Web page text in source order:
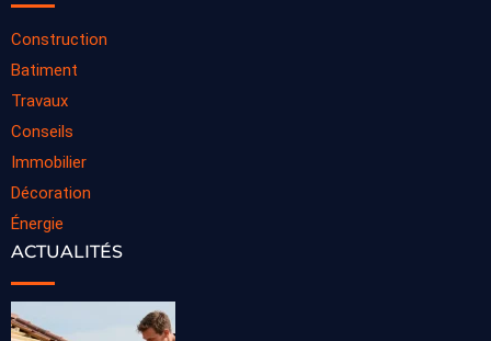
Construction
Batiment
Travaux
Conseils
Immobilier
Décoration
Énergie
ACTUALITÉS